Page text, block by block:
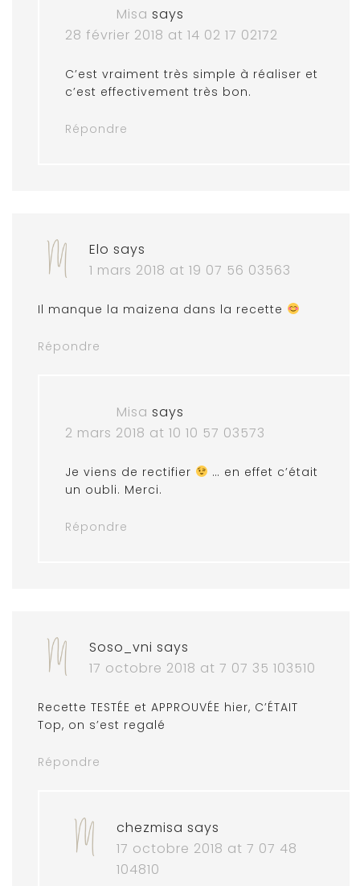
Misa says
28 février 2018 at 14 02 17 02172
C’est vraiment très simple à réaliser et
c’est effectivement très bon.
Répondre
Elo says
1 mars 2018 at 19 07 56 03563
Il manque la maizena dans la recette
Répondre
Misa says
2 mars 2018 at 10 10 57 03573
Je viens de rectifier
… en effet c’était
un oubli. Merci.
Répondre
Soso_vni says
17 octobre 2018 at 7 07 35 103510
Recette TESTÉE et APPROUVÉE hier, C’ÉTAIT
Top, on s’est regalé
Répondre
chezmisa says
17 octobre 2018 at 7 07 48
104810